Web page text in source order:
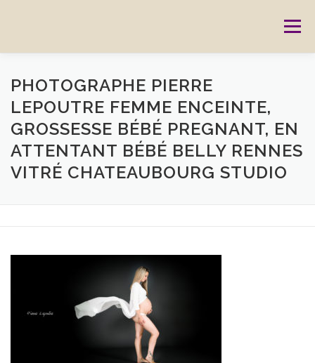
Menu
ACCUEIL PRESTATIONS CARTES CADEAUX
RÉSERVATION GALERIE BLOG CONTACT
PHOTOGRAPHE PIERRE
LEPOUTRE FEMME ENCEINTE,
GROSSESSE BÉBÉ PREGNANT, EN
ATTENTANT BÉBÉ BELLY RENNES
VITRÉ CHATEAUBOURG STUDIO